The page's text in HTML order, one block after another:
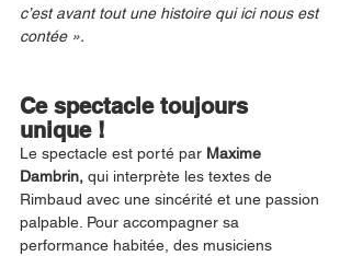
c’est avant tout une histoire qui ici nous est
contée ».
Ce spectacle toujours
unique !
Le spectacle est porté par Maxime
Dambrin, qui interprète les textes de
Rimbaud avec une sincérité et une passion
palpable. Pour accompagner sa
performance habitée, des musiciens